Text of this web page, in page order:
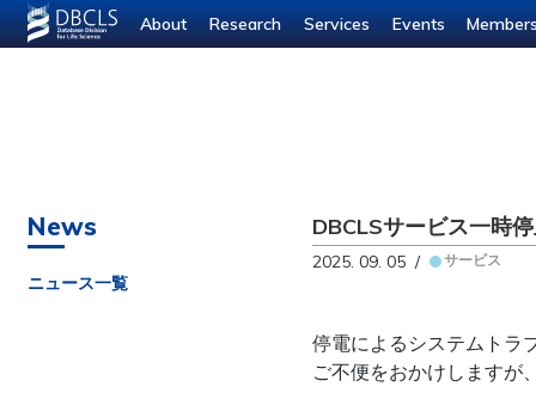
--- --- About Research Services Events
News
ニュース一覧
DBCLSサービス一時
2025. 09. 05 / サービス
停電によるシステムトラ
ご不便をおかけしますが